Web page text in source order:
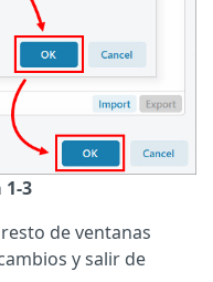
3
de ventanas
y salir de